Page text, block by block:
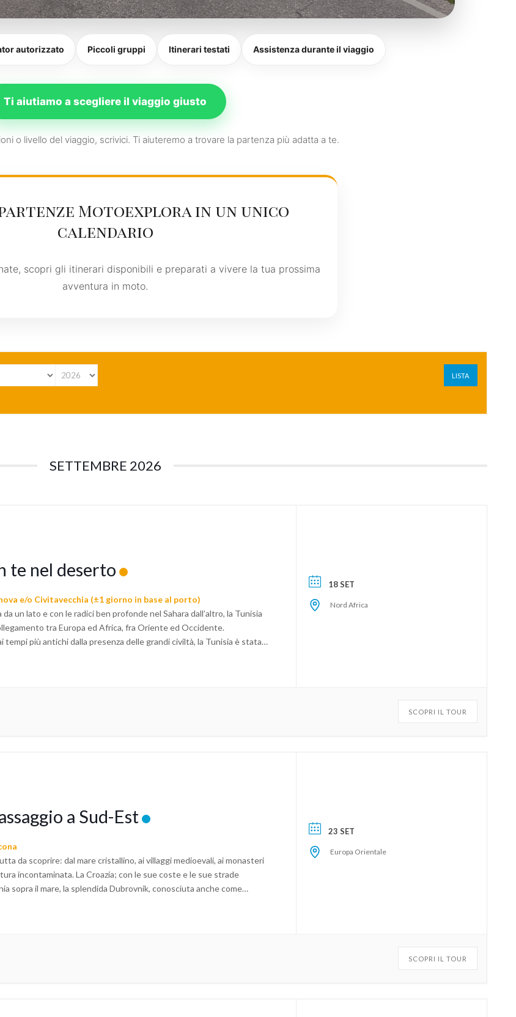
autorizzato Piccoli gruppi Itinerari testati Assistenza durante il viaggio
Ti aiutiamo a scegliere il viaggio giusto
o livello del viaggio, scrivici. Ti aiuteremo a trovare la partenza più adatta a te.
Motoexplora in un unico
calendario
scopri gli itinerari disponibili e preparati a vivere la tua prossima
avventura in moto.
LISTA
SETTEMBRE 2026
te nel deserto
e/o Civitavecchia (±1 giorno in base al porto)
da un lato e con le radici ben profonde nel Sahara dall’altro, la Tunisia
tra Europa ed Africa, fra Oriente ed Occidente.
tempi più antichi dalla presenza delle grandi civiltà, la Tunisia è stata il
18 SET
Nord Africa
SCOPRI IL TOUR
a Sud-Est
da scoprire: dal mare cristallino, ai villaggi medioevali, ai monasteri
incontaminata. La Croazia; con le sue coste e le sue strade
sopra il mare, la splendida Dubrovnik, conosciuta anche come
23 SET
Europa Orientale
SCOPRI IL TOUR